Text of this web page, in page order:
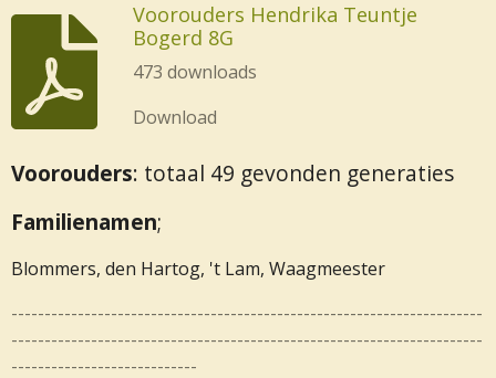
Voorouders Hendrika Teuntje
Bogerd 8G
473 downloads
Download
Voorouders: totaal 49 gevonden generaties
Familienamen;
Blommers, den Hartog, 't Lam, Waagmeester
-----------------------------------------------------------------------
-----------------------------------------------------------------------
----------------------------